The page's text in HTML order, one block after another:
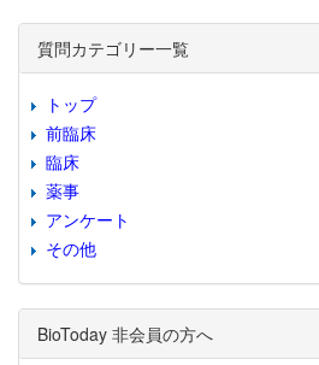
質問カテゴリー一覧
トップ
前臨床
臨床
薬事
アンケート
その他
BioToday 非会員の方へ